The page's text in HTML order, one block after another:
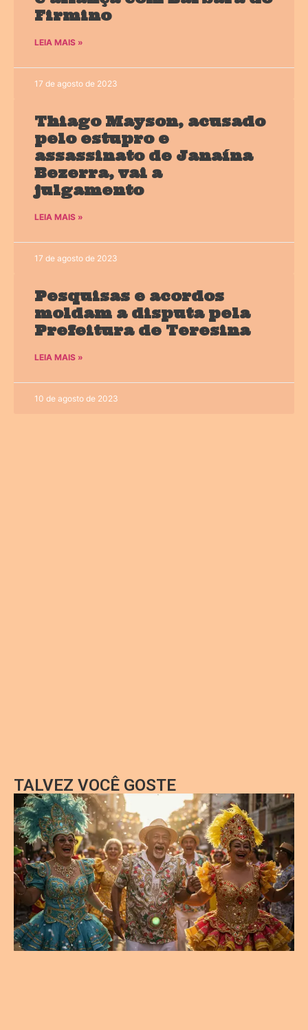
Firmino
LEIA MAIS »
17 de agosto de 2023
Thiago Mayson, acusado
pelo estupro e
assassinato de Janaína
Bezerra, vai a
julgamento
LEIA MAIS »
17 de agosto de 2023
Pesquisas e acordos
moldam a disputa pela
Prefeitura de Teresina
LEIA MAIS »
10 de agosto de 2023
TALVEZ VOCÊ GOSTE